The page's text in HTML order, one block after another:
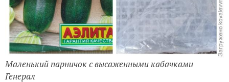
Маленький парничок с высаженными кабачками
Генерал